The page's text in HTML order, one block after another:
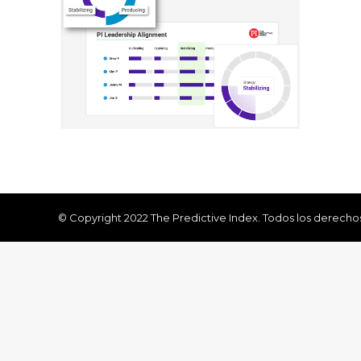
© Copyright 2022 The Predictive Index. Todos los